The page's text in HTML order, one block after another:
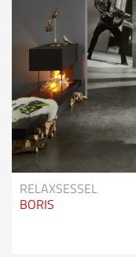
RELAXSESSEL
BORIS